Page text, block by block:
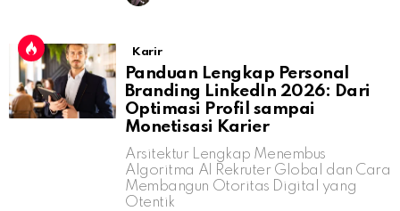
Karir
Panduan Lengkap Personal
Branding LinkedIn 2026: Dari
Optimasi Profil sampai
Monetisasi Karier
Arsitektur Lengkap Menembus
Algoritma AI Rekruter Global dan Cara
Membangun Otoritas Digital yang
Otentik